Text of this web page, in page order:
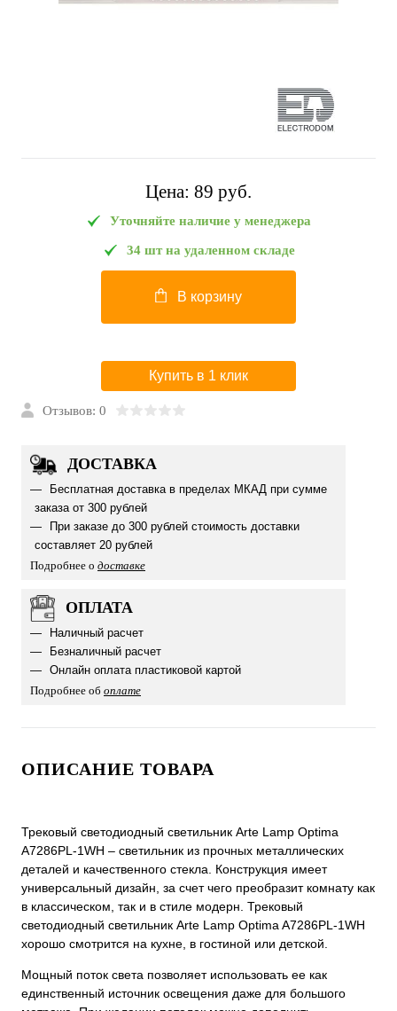
Цена: 89 pуб.
Уточняйте наличие у менеджера
34 шт на удаленном складе
В корзину
Купить в 1 клик
Отзывов: 0
ДОСТАВКА
Бесплатная доставка в пределах МКАД при сумме
заказа от 300 рублей
При заказе до 300 рублей стоимость доставки
составляет 20 рублей
Подробнее о доставке
ОПЛАТА
Наличный расчет
Безналичный расчет
Онлайн оплата пластиковой картой
Подробнее об оплате
ОПИСАНИЕ ТОВАРА
Трековый светодиодный светильник Arte Lamp Optima
A7286PL-1WH – светильник из прочных металлических
деталей и качественного стекла. Конструкция имеет
универсальный дизайн, за счет чего преобразит комнату как
в классическом, так и в стиле модерн. Трековый
светодиодный светильник Arte Lamp Optima A7286PL-1WH
хорошо смотрится на кухне, в гостиной или детской.
Мощный поток света позволяет использовать ее как
единственный источник освещения даже для большого